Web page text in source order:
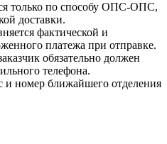
только по способу ОПС-ОПС,
доставки.
фактической и
платежа при отправке.
обязательно должен
телефона.
и номер ближайшего отделения